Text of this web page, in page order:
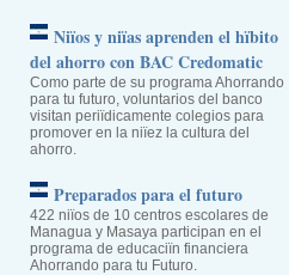
Niïos y niïas aprenden el hïbito
del ahorro con BAC Credomatic
Como parte de su programa Ahorrando
para tu futuro, voluntarios del banco
visitan periïdicamente colegios para
promover en la niïez la cultura del
ahorro.
Preparados para el futuro
422 niïos de 10 centros escolares de
Managua y Masaya participan en el
programa de educaciïn financiera
Ahorrando para tu Futuro.